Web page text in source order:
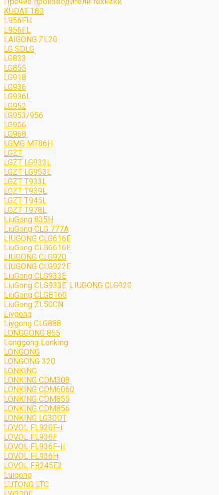
KUDAT T80
L956FH
L956FL
LAIGONG ZL20
LG SDLG
LG833
LG855
LG918
LG936
LG936L
LG952
LG953/956
LG956
LG968
LGMG MT86H
LGZT
LGZT LG933L
LGZT LG953L
LGZT T933L
LGZT T939L
LGZT T945L
LGZT T978L
LiuGong 835H
LiuGong CLG 777A
LIUGONG CLG616E
LiuGong CLG6616E
LIUGONG CLG920
LIUGONG CLG922E
LiuGong CLG933E
LiuGong CLG933E. LIUGONG CLG920
LiuGong CLGB160
LiuGong ZL50CN
Liygong
Liygong CLG888
LONGGONG 855
Longgong Lonking
LONGONG
LONGONG 320
LONKING
LONKING CDM308
LONKING CDM6060
LONKING CDM855
LONKING CDM856
LONKING LG30DT
LOVOL FL920F-I
LOVOL FL936F
LOVOL FL936F-II
LOVOL FL936H
LOVOL FR245E2
Luigong
LUTONG LTC